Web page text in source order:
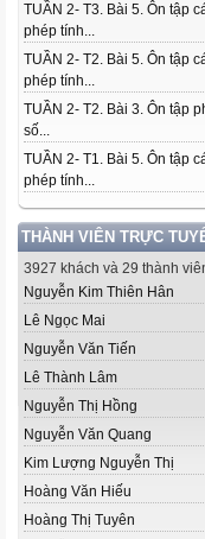
TUẦN 2- T3. Bài 5. Ôn tập
phép tính...
TUẦN 2- T2. Bài 5. Ôn tập
phép tính...
TUẦN 2- T2. Bài 3. Ôn tập
số...
TUẦN 2- T1. Bài 5. Ôn tập
phép tính...
THÀNH VIÊN TRỰC
3927 khách và 29 thành
Nguyễn Kim Thiên Hân
Lê Ngọc Mai
Nguyễn Văn Tiến
Lê Thành Lâm
Nguyễn Thị Hồng
Nguyễn Văn Quang
Kim Lượng Nguyễn Thị
Hoàng Văn Hiếu
Hoàng Thị Tuyên